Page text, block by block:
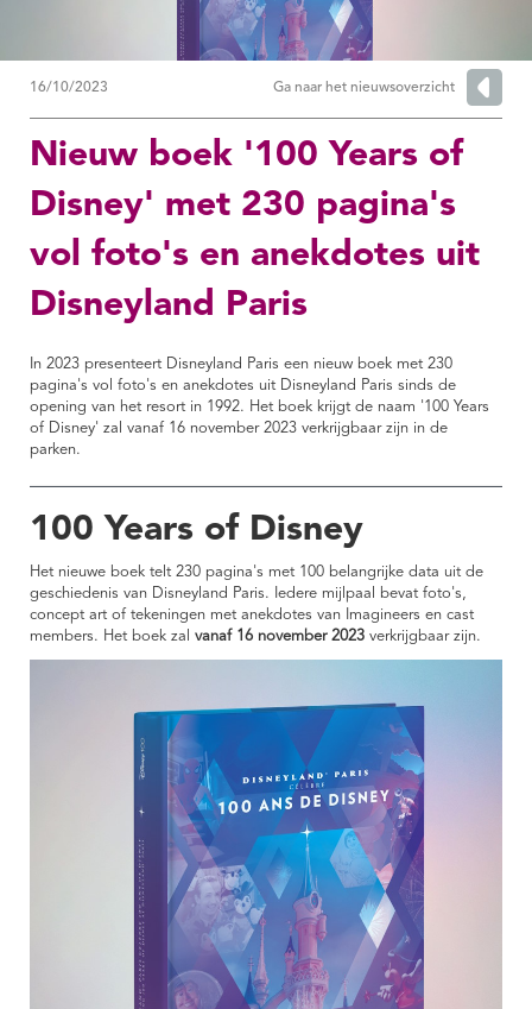
16/10/2023 Ga naar het nieuwsoverzicht
Nieuw boek '100 Years of
Disney' met 230 pagina's
vol foto's en anekdotes uit
Disneyland Paris
In 2023 presenteert Disneyland Paris een nieuw boek met 230
pagina's vol foto's en anekdotes uit Disneyland Paris sinds de
opening van het resort in 1992. Het boek krijgt de naam '100 Years
of Disney' zal vanaf 16 november 2023 verkrijgbaar zijn in de
parken.
100 Years of Disney
Het nieuwe boek telt 230 pagina's met 100 belangrijke data uit de
geschiedenis van Disneyland Paris. Iedere mijlpaal bevat foto's,
concept art of tekeningen met anekdotes van Imagineers en cast
members. Het boek zal vanaf 16 november 2023 verkrijgbaar zijn.